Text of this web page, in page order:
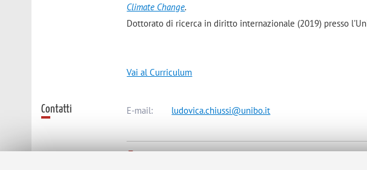
Climate Change.
Dottorato di ricerca in diritto internazionale (2019) presso
Vai al Curriculum
Contatti E-mail: ludovica.chiussi@unibo.it
Dipartimento di Scienze Giuridiche